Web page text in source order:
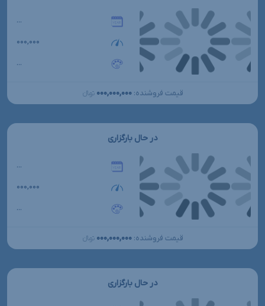
...
۰۰۰,۰۰۰
...
قیمت فروشنده: ۰۰۰,۰۰۰,۰۰۰ تومانءءء
در حال بارگزاری
...
۰۰۰,۰۰۰
...
قیمت فروشنده: ۰۰۰,۰۰۰,۰۰۰ تومانءءء
در حال بارگزاری